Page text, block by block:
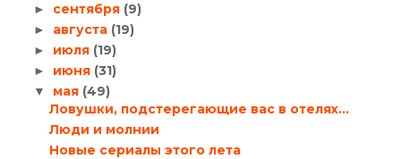
► сентября (9)
► августа (19)
► июля (19)
► июня (31)
▼ мая (49)
Ловушки, подстерегающие вас в отелях…
Люди и молнии
Новые сериалы этого лета